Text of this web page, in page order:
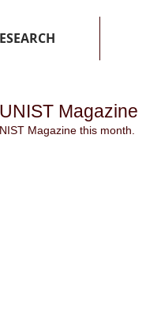
Magazine
Magazine this month.